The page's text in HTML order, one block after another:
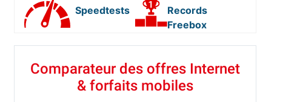
Speedtests
Records
Freebox
Comparateur des offres Internet
& forfaits mobiles